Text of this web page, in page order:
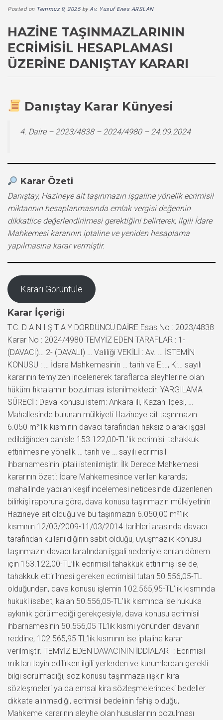
Posted on Temmuz 9, 2025byAv. Yusuf Enes ARSLAN
HAZINE TAŞINMAZLARININ
ECRIMISIL HESAPLAMASI
ÜZERINE DANIŞTAY KARARI
Danıştay Karar Künyesi
4. Daire – 2023/4838 – 2024/4980 – 24.09.2024
Karar Özeti
Danıştay, Hazineye ait taşınmazın işgaline yönelik ecrimisil
miktarının hesaplanmasında emlak vergisi değerinin
dikkatlice değerlendirilmesi gerektiğini belirterek, ilgili İdare
Mahkemesi kararının iptaline ve yeniden hesaplama
yapılmasına karar vermiştir.
Kararı Görüntüle
Karar İçeriği
T.C. D A N I Ş T A Y DÖRDÜNCÜ DAİRE Esas No : 2023/4838
Karar No : 2024/4980 TEMYİZ EDEN TARAFLAR : 1-
(DAVACI)… 2- (DAVALI) … Valiliği VEKİLİ : Av. … İSTEMİN
KONUSU : … İdare Mahkemesinin … tarih ve E:…, K:… sayılı
kararının temyizen incelenerek taraflarca aleyhlerine olan
hüküm fıkralarının bozulması istenilmektedir. YARGILAMA
SÜRECİ : Dava konusu istem: Ankara ili, Kazan ilçesi, …
Mahallesinde bulunan mülkiyeti Hazineye ait taşınmazın
6.050 m²’lik kısmının davacı tarafından haksız olarak işgal
edildiğinden bahisle 153.122,00-TL’lik ecrimisil tahakkuk
ettirilmesine yönelik … tarih ve … sayılı ecrimisil
ihbarnamesinin iptali istenilmiştir. İlk Derece Mahkemesi
kararının özeti: İdare Mahkemesince verilen kararda;
mahallinde yapılan keşif incelemesi neticesinde düzenlenen
bilirkişi raporuna göre, dava konusu taşınmazın mülkiyetinin
Hazineye ait olduğu ve bu taşınmazın 6.050,00 m²’lik
kısmının 12/03/2009-11/03/2014 tarihleri arasında davacı
tarafından kullanıldığının sabit olduğu, uyuşmazlık konusu
taşınmazın davacı tarafından işgali nedeniyle anılan dönem
için 153.122,00-TL’lik ecrimisil tahakkuk ettirilmiş ise de,
tahakkuk ettirilmesi gereken ecrimisil tutarı 50.556,05-TL
olduğundan, dava konusu işlemin 102.565,95-TL’lik kısmında
hukuki isabet, kalan 50.556,05-TL’lik kısmında ise hukuka
aykırılık görülmediği gerekçesiyle, dava konusu ecrimisil
ihbarnamesinin 50.556,05 TL’lik kısmı yönünden davanın
reddine, 102.565,95 TL’lik kısmının ise iptaline karar
verilmiştir. TEMYİZ EDEN DAVACININ İDDİALARI : Ecrimisil
miktarı tayin edilirken ilgili yerlerden ve kurumlardan gerekli
bilgi sorulmadığı, söz konusu taşınmaza ilişkin kira
sözleşmeleri ya da emsal kira sözleşmelerindeki bedeller
dikkate alınmadığı, ecrimisil bedelinin fahiş olduğu,
Mahkeme kararının aleyhe olan hususlarının bozulması